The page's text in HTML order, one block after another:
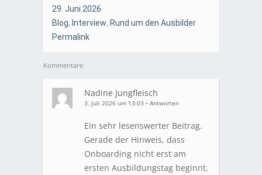
29. Juni 2026
Blog, Interview, Rund um den Ausbilder
Permalink
Kommentare
Nadine Jungfleisch
3. Juli 2026 um 13:03 • Antworten
Ein sehr lesenswerter Beitrag.
Gerade der Hinweis, dass
Onboarding nicht erst am
ersten Ausbildungstag beginnt,